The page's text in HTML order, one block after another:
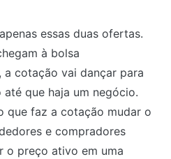
essas duas ofertas.
à bolsa
a cotação vai dançar para
que haja um negócio.
que faz a cotação mudar o
e compradores
o preço ativo em uma